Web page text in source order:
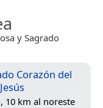
y Sagrado
Corazón del
10 km al noreste